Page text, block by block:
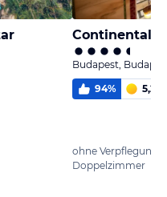
Continental
Budapest,
94% 5,2
ohne Verpflegung
Doppelzimmer